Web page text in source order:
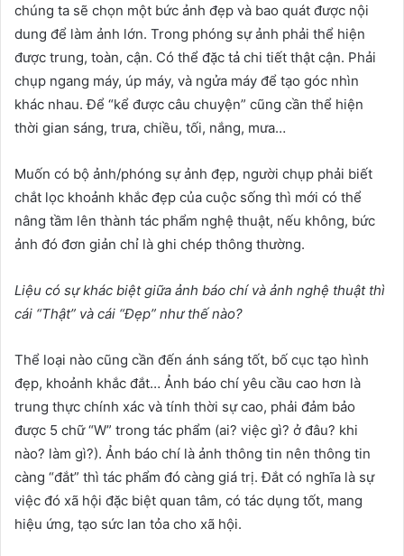
chúng ta sẽ chọn một bức ảnh đẹp và bao quát được nội
dung để làm ảnh lớn. Trong phóng sự ảnh phải thể hiện
được trung, toàn, cận. Có thể đặc tả chi tiết thật cận. Phải
chụp ngang máy, úp máy, và ngửa máy để tạo góc nhìn
khác nhau. Để “kể được câu chuyện” cũng cần thể hiện
thời gian sáng, trưa, chiều, tối, nắng, mưa…
Muốn có bộ ảnh/phóng sự ảnh đẹp, người chụp phải biết
chắt lọc khoảnh khắc đẹp của cuộc sống thì mới có thể
nâng tầm lên thành tác phẩm nghệ thuật, nếu không, bức
ảnh đó đơn giản chỉ là ghi chép thông thường.
Liệu có sự khác biệt giữa ảnh báo chí và ảnh nghệ thuật thì
cái “Thật” và cái “Đẹp” như thế nào?
Thể loại nào cũng cần đến ánh sáng tốt, bố cục tạo hình
đẹp, khoảnh khắc đắt… Ảnh báo chí yêu cầu cao hơn là
trung thực chính xác và tính thời sự cao, phải đảm bảo
được 5 chữ “W” trong tác phẩm (ai? việc gì? ở đâu? khi
nào? làm gì?). Ảnh báo chí là ảnh thông tin nên thông tin
càng “đắt” thì tác phẩm đó càng giá trị. Đắt có nghĩa là sự
việc đó xã hội đặc biệt quan tâm, có tác dụng tốt, mang
hiệu ứng, tạo sức lan tỏa cho xã hội.